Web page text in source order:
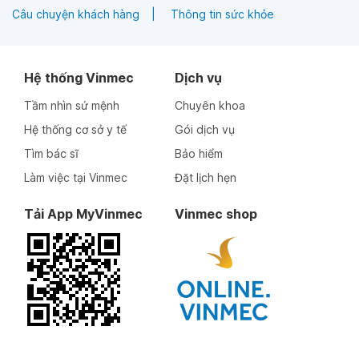
Câu chuyện khách hàng Thông tin sức khỏe
Hệ thống Vinmec
Tầm nhìn sứ mệnh
Hệ thống cơ sở y tế
Tìm bác sĩ
Làm việc tại Vinmec
Dịch vụ
Chuyên khoa
Gói dịch vụ
Bảo hiểm
Đặt lịch hẹn
Tải App MyVinmec Vinmec shop